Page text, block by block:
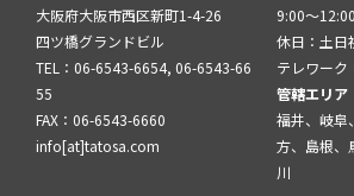
大阪府大阪市西区新町1-4-26
四ツ橋グランドビル
TEL：06-6543-6654, 06-6543-66
55
FAX：06-6543-6660
info[at]tatosa.com
9:00～
休日：土日
テレワーク
管轄エリア
福井、岐阜
方、島根、
川